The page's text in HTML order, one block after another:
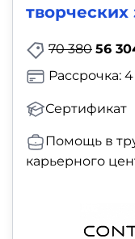
творческих
70 380 56
Сертификат
Рассрочка:
Помощь в
карьерного